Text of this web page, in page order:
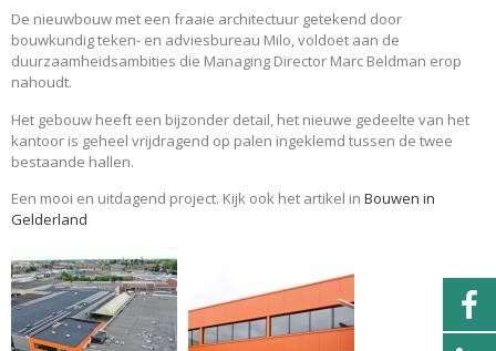
De nieuwbouw met een fraaie architectuur getekend door
bouwkundig teken- en adviesbureau Milo, voldoet aan de
duurzaamheidsambities die Managing Director Marc Beldman erop
nahoudt.
Het gebouw heeft een bijzonder detail, het nieuwe gedeelte van het
kantoor is geheel vrijdragend op palen ingeklemd tussen de twee
bestaande hallen.
Een mooi en uitdagend project. Kijk ook het artikel in Bouwen in
Gelderland